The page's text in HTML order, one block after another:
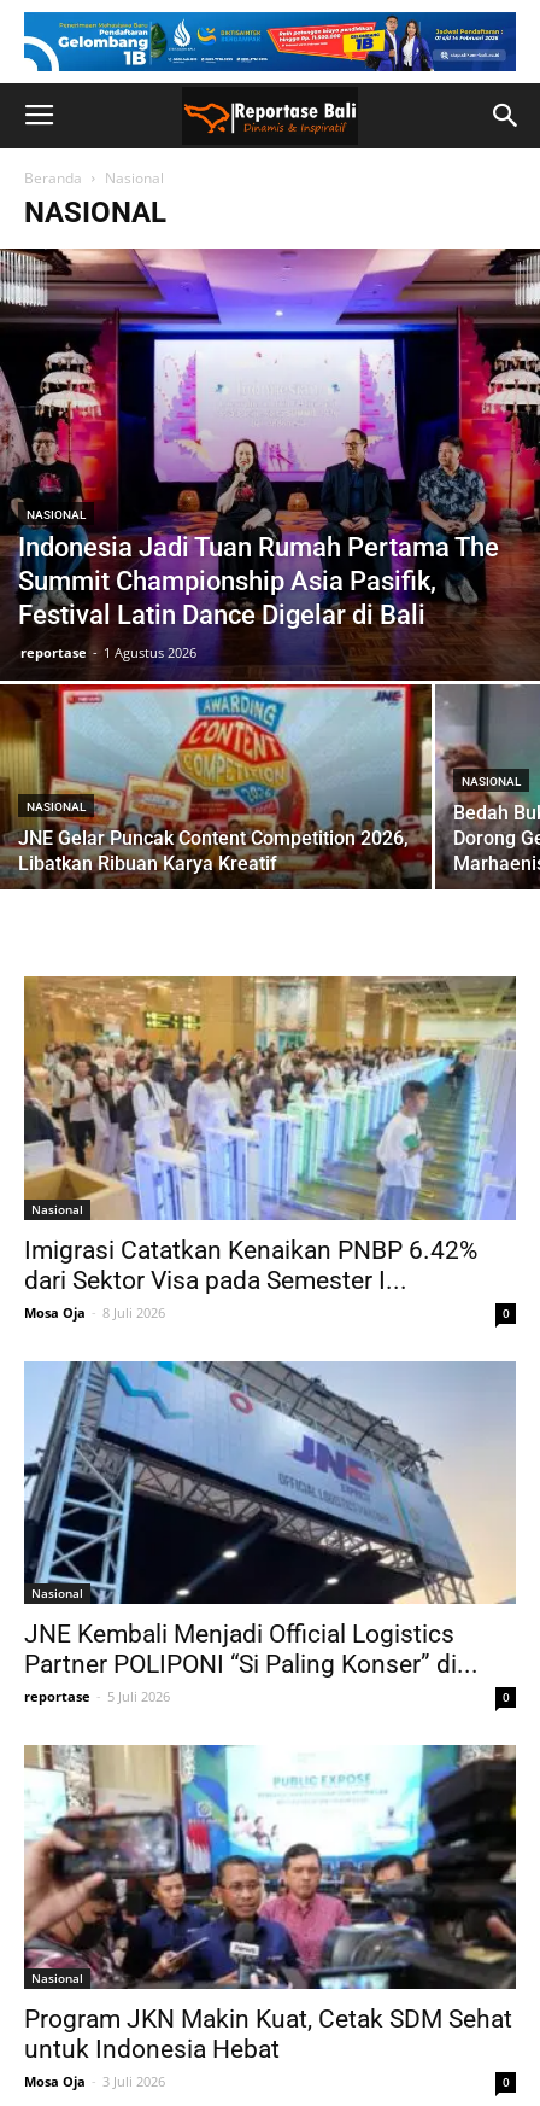
Beranda Nasional
NASIONAL
NASIONAL
Indonesia Jadi Tuan Rumah Pertama The
Summit Championship Asia Pasifik,
Festival Latin Dance Digelar di Bali
reportase - 1 Agustus 2026
NASIONAL
JNE Gelar Puncak Content Competition 2026,
Libatkan Ribuan Karya Kreatif
NASIONAL
Bedah
Dorong
Nasional
Imigrasi Catatkan Kenaikan PNBP 6.42%
dari Sektor Visa pada Semester I...
Mosa Oja - 8 Juli 2026 0
Nasional
JNE Kembali Menjadi Official Logistics
Partner POLIPONI “Si Paling Konser” di...
reportase - 5 Juli 2026 0
Nasional
Program JKN Makin Kuat, Cetak SDM Sehat
untuk Indonesia Hebat
Mosa Oja - 3 Juli 2026 0